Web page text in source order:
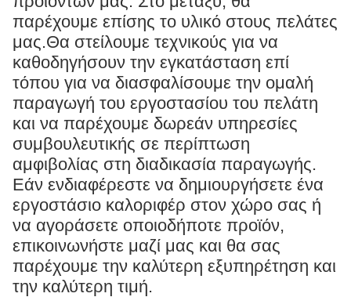
παρέχουμε επίσης το υλικό στους πελάτες
μας.Θα στείλουμε τεχνικούς για να
καθοδηγήσουν την εγκατάσταση επί
τόπου για να διασφαλίσουμε την ομαλή
παραγωγή του εργοστασίου του πελάτη
και να παρέχουμε δωρεάν υπηρεσίες
συμβουλευτικής σε περίπτωση
αμφιβολίας στη διαδικασία παραγωγής.
Εάν ενδιαφέρεστε να δημιουργήσετε ένα
εργοστάσιο καλοριφέρ στον χώρο σας ή
να αγοράσετε οποιοδήποτε προϊόν,
επικοινωνήστε μαζί μας και θα σας
παρέχουμε την καλύτερη εξυπηρέτηση και
την καλύτερη τιμή.